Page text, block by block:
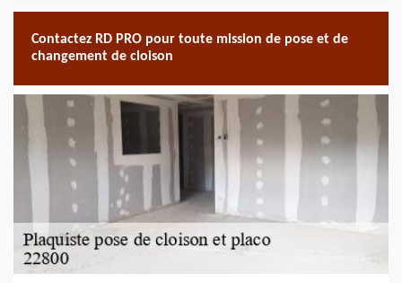
Contactez RD PRO pour toute mission de pose et de
changement de cloison